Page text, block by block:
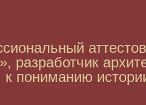
разработчик
к пониманию